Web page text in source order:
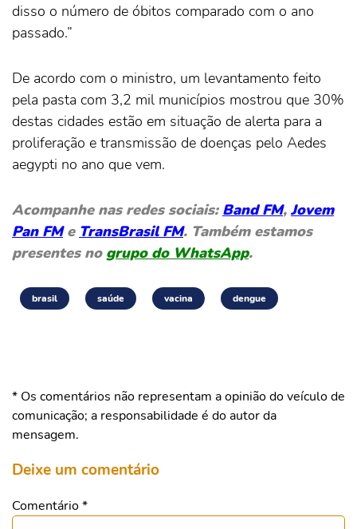
disso o número de óbitos comparado com o ano
passado.”
De acordo com o ministro, um levantamento feito
pela pasta com 3,2 mil municípios mostrou que 30%
destas cidades estão em situação de alerta para a
proliferação e transmissão de doenças pelo Aedes
aegypti no ano que vem.
Acompanhe nas redes sociais: Band FM, Jovem
Pan FMe TransBrasil FM. Também estamos
presentes no grupo do WhatsApp.
brasil saúde vacina dengue
* Os comentários não representam a opinião do veículo de
comunicação; a responsabilidade é do autor da
mensagem.
Deixe um comentário
Comentário*